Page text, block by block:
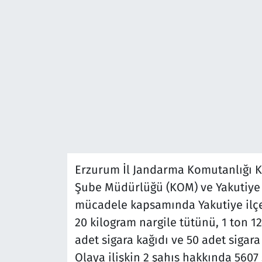
Erzurum İl Jandarma Komutanlığı
Şube Müdürlüğü (KOM) ve
mücadele kapsamında Yakutiye
20 kilogram nargile tütünü, 1 ton
adet sigara kağıdı ve 50 adet
Olaya ilişkin 2 şahıs hakkında